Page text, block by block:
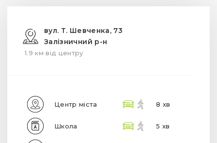
вул. Т. Шевченка, 73
Залізничний р-н
1.9 км від центру
Центр міста 8 хв
Школа 5 хв